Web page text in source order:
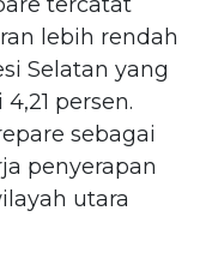
lebih rendah
Selatan yang
persen.
sebagai
penyerapan
utara